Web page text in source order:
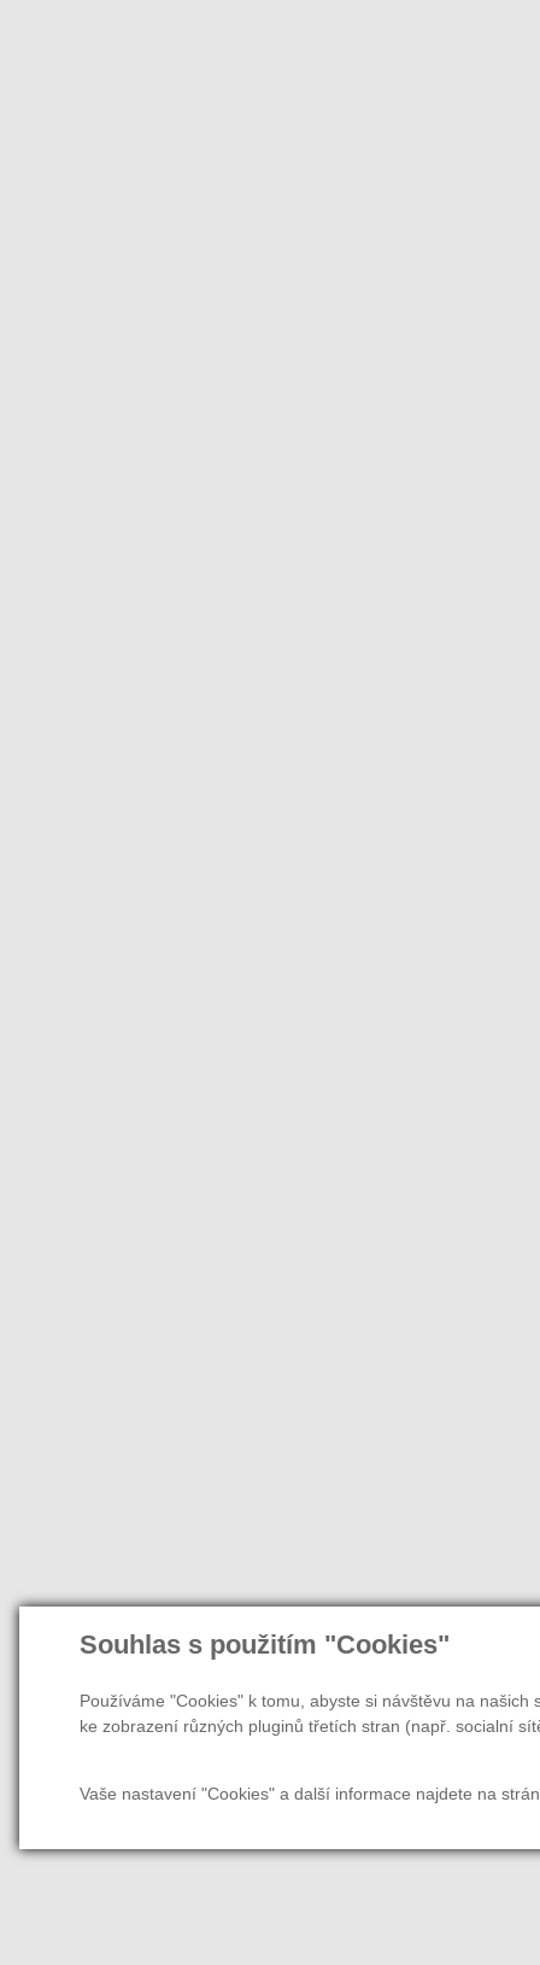
Souhlas s použitím "Cookies"
Používáme "Cookies" k tomu, abyste si návštěvu na
ke zobrazení různých pluginů třetích stran (např. socialní
Vaše nastavení "Cookies" a další informace najdete na